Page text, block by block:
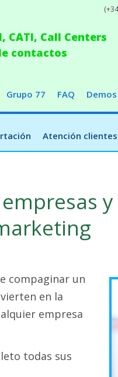
CATI, Call Centers
contactos
Grupo 77 FAQ Demos
Atención clientes
compaginar un
en la
empresa
todas sus